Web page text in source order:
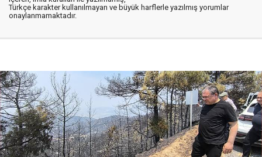
Türkçe karakter kullanılmayan ve büyük harflerle yazılmış yorumlar
onaylanmamaktadır.